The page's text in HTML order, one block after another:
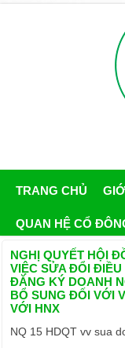
TRANG CHỦ
QUAN HỆ CỔ
NGHỊ QUYẾT HỘI
VIỆC SỬA ĐỔI
ĐĂNG KÝ DOANH
BỔ SUNG ĐỐI VỚI
VỚI HNX
NQ 15 HDQT vv sua